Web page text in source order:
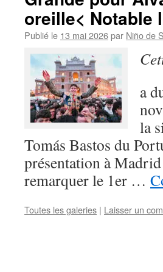
oreille< Notable
Publié le 13 mai 2026par Niño de
a
la
Tomás Bastos du
présentation à
remarquer le 1er …
Toutes les galeries | Laisser un